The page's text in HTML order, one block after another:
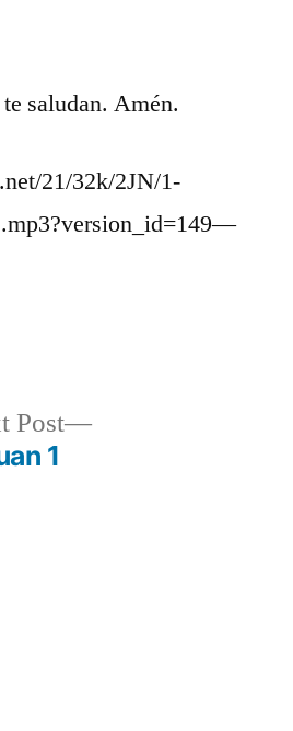
saludan. Amén.
21/32k/2JN/1-
Post
Next
1